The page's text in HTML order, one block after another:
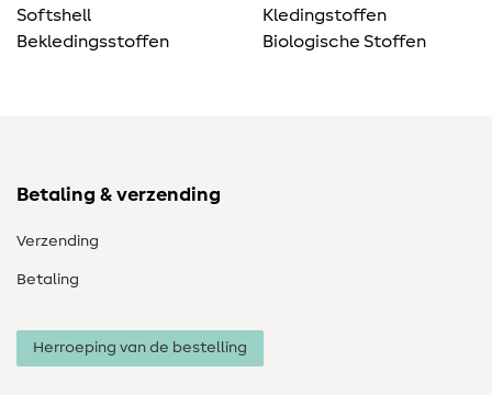
Softshell
Bekledingsstoffen
Kledingstoffen
Biologische Stoffen
Betaling & verzending
Verzending
Betaling
Herroeping van de bestelling